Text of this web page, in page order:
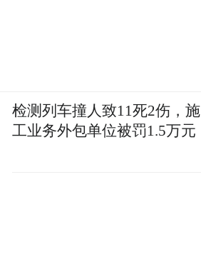
检测列车撞人致11死2伤，施
工业务外包单位被罚1.5万元